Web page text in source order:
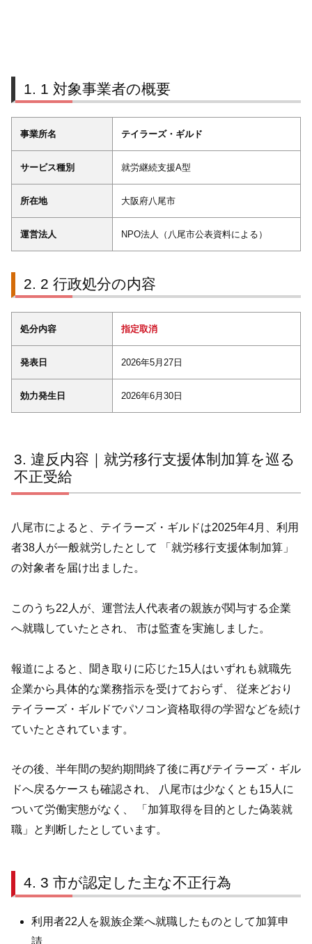
1 対象事業者の概要
事業所名 テイラーズ・ギルド
サービス種別 就労継続支援A型
所在地 大阪府八尾市
運営法人 NPO法人（八尾市公表資料による）
2 行政処分の内容
処分内容 指定取消
発表日 2026年5月27日
効力発生日 2026年6月30日
違反内容｜就労移行支援体制加算を巡る
不正受給
八尾市によると、テイラーズ・ギルドは2025年4月、利用
者38人が一般就労したとして 「就労移行支援体制加算」
の対象者を届け出ました。
このうち22人が、運営法人代表者の親族が関与する企業
へ就職していたとされ、 市は監査を実施しました。
報道によると、聞き取りに応じた15人はいずれも就職先
企業から具体的な業務指示を受けておらず、 従来どおり
テイラーズ・ギルドでパソコン資格取得の学習などを続け
ていたとされています。
その後、半年間の契約期間終了後に再びテイラーズ・ギル
ドへ戻るケースも確認され、 八尾市は少なくとも15人に
ついて労働実態がなく、 「加算取得を目的とした偽装就
職」と判断したとしています。
3 市が認定した主な不正行為
利用者22人を親族企業へ就職したものとして加算申
請